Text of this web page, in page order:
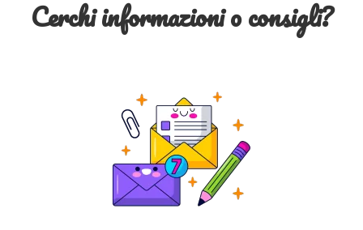
Cerchi informazioni o consigli?